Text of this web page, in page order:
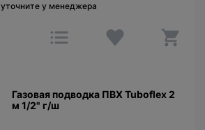
уточните у менеджера
Газовая подводка ПВХ Tuboflex 2
м 1/2" г/ш